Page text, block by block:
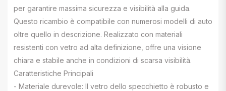
per garantire massima sicurezza e visibilità alla guida.
Questo ricambio è compatibile con numerosi modelli di auto
oltre quello in descrizione. Realizzato con materiali
resistenti con vetro ad alta definizione, offre una visione
chiara e stabile anche in condizioni di scarsa visibilità.
Caratteristiche Principali
- Materiale durevole: Il vetro dello specchietto è robusto e